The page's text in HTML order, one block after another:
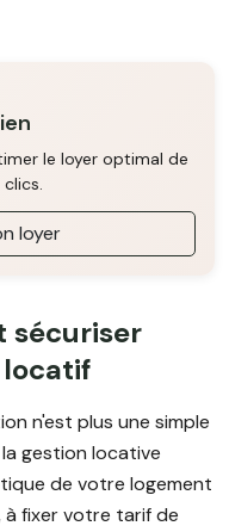
le loyer optimal de
loyer
sécuriser
n'est plus une simple
gestion locative
de votre logement
fixer votre tarif de